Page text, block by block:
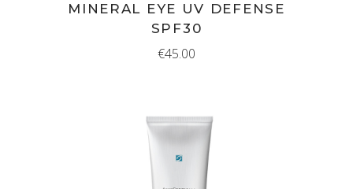
MINERAL EYE UV DEFENSE
SPF30
€45.00